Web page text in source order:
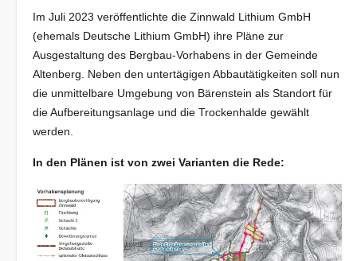
Im Juli 2023 veröffentlichte die Zinnwald Lithium GmbH
(ehemals Deutsche Lithium GmbH) ihre Pläne zur
Ausgestaltung des Bergbau-Vorhabens in der Gemeinde
Altenberg. Neben den untertägigen Abbautätigkeiten soll nun
die unmittelbare Umgebung von Bärenstein als Standort für
die Aufbereitungsanlage und die Trockenhalde gewählt
werden.
In den Plänen ist von zwei Varianten die Rede: